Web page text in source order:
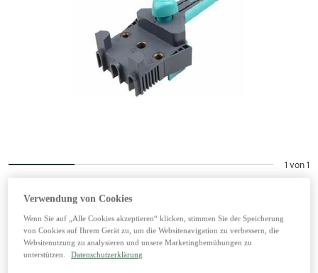
1 von 1
Wolfcraft Dübellehre Meister
Verwendung von Cookies
Wenn Sie auf „Alle Cookies akzeptieren“ klicken, stimmen Sie der Speicherung
von Cookies auf Ihrem Gerät zu, um die Websitenavigation zu verbessern, die
Websitenutzung zu analysieren und unsere Marketingbemühungen zu
unterstützen.
Datenschutzerklärung